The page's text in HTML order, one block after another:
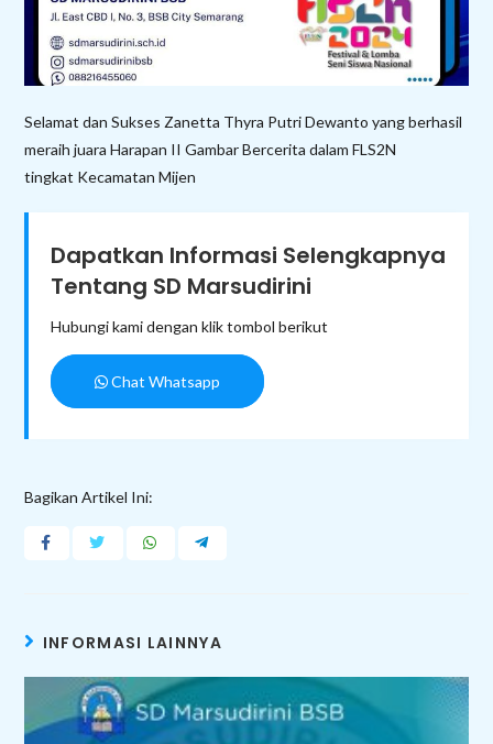
Selamat dan Sukses Zanetta Thyra Putri Dewanto yang berhasil
meraih juara Harapan II Gambar Bercerita dalam FLS2N
tingkat Kecamatan Mijen
Dapatkan Informasi Selengkapnya
Tentang SD Marsudirini
Hubungi kami dengan klik tombol berikut
Chat Whatsapp
Bagikan Artikel Ini:
INFORMASI LAINNYA